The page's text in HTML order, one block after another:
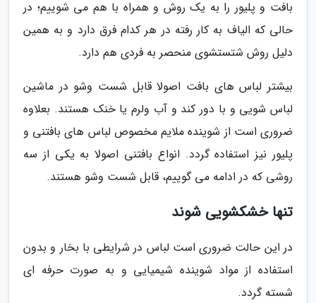
بافت و پلیور را به یک روش و همراه با هم می شوییم؛ در
حالی که الیاف به کار رفته در هر کدام فرق دارد و به همین
دلیل روش شتستشوی منحصر به فردی هم دارد.
بیشتر لباس های بافت اصولا قابل شست وشو در ماشین
لباس شویی و با دور کند و آب ولرم یا خنک هستند. بعلاوه
ضروری است از شوینده ملایم مخصوص لباس های بافتنی و
پلیور نیز استفاده گردد. انواع بافتنی اصولا به یکی از سه
روشی که در ادامه می گوییم، قابل شست وشو هستند.
تنها خشکشویی شوند
در این حالت ضروری است لباس در شرایطی با بخار و بدون
استفاده از مواد شوینده شیمیایی و به صورت حرفه ای
شسته گردد.